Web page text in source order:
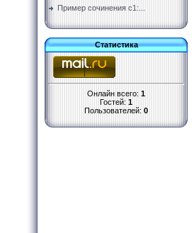
Пример сочинения с1:...
Статистика
Онлайн всего: 1
Гостей: 1
Пользователей: 0